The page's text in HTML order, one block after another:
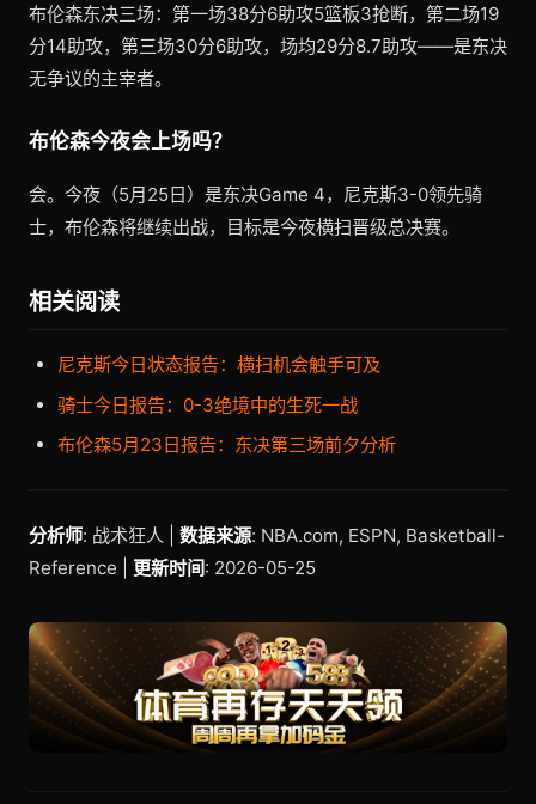
布伦森东决三场：第一场38分6助攻5篮板3抢断，第二场19
分14助攻，第三场30分6助攻，场均29分8.7助攻——是东决
无争议的主宰者。
布伦森今夜会上场吗？
会。今夜（5月25日）是东决Game 4，尼克斯3-0领先骑
士，布伦森将继续出战，目标是今夜横扫晋级总决赛。
相关阅读
尼克斯今日状态报告：横扫机会触手可及
骑士今日报告：0-3绝境中的生死一战
布伦森5月23日报告：东决第三场前夕分析
分析师: 战术狂人 | 数据来源: NBA.com, ESPN, Basketball-
Reference | 更新时间: 2026-05-25